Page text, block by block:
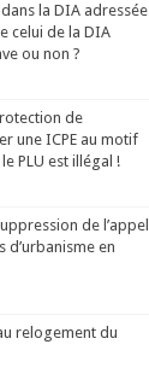
la DIA adressée
celui de la DIA
ou non ?
de
une ICPE au motif
PLU est illégal !
de l’appel
en
relogement du